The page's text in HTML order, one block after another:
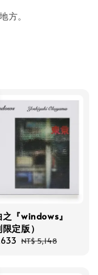
方。
『windows』
限定版）
Regular
NT$ 5,148